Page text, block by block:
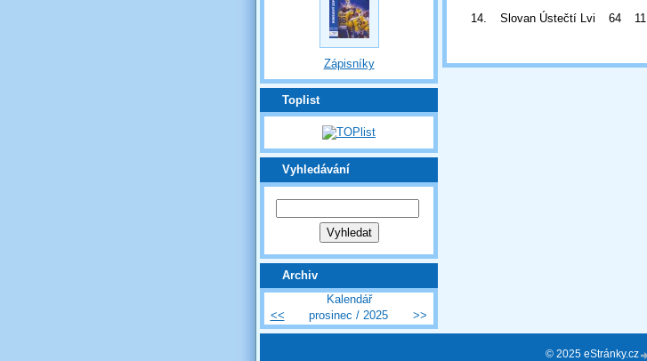
14.
Slovan Ústečtí Lvi 64 11
Zápisníky
Toplist
Vyhledávání
Archiv
Kalendář
<<
prosinec / 2025 >>
© 2025 eStránky.cz